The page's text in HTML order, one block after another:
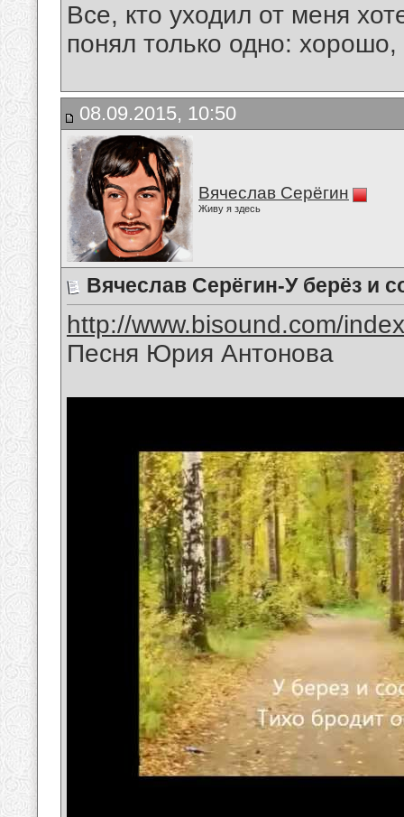
Все, кто уходил от меня
понял только одно:
08.09.2015, 10:50
Вячеслав Серёгин
Живу я здесь
Вячеслав Серёгин-У берёз и
http://www.bisound.com/
Песня Юрия Антонова